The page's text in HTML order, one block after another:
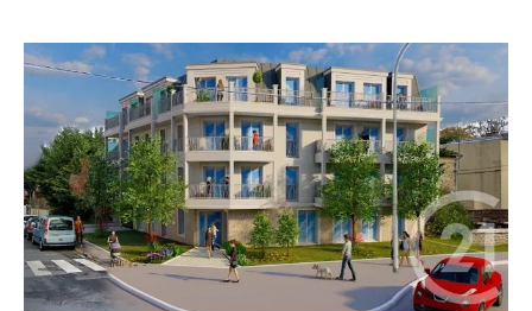
STE GENEVIEVE DES BOIS 91
, 2 pièces
Ref : 24318
Appartement F2 à vendre
200 000 €
Découvrez ce superbe appartement 2 pièces situé
au 1er étage d'une future résidence intimiste, avec